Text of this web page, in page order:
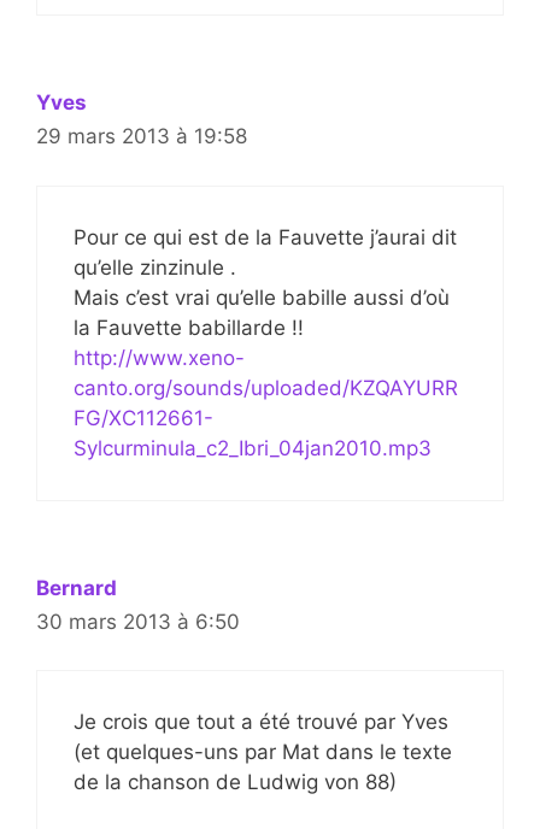
Yves
29 mars 2013 à 19:58
Pour ce qui est de la Fauvette j’aurai dit
qu’elle zinzinule .
Mais c’est vrai qu’elle babille aussi d’où
la Fauvette babillarde !!
http://www.xeno-
canto.org/sounds/uploaded/KZQAYURR
FG/XC112661-
Sylcurminula_c2_Ibri_04jan2010.mp3
Bernard
30 mars 2013 à 6:50
Je crois que tout a été trouvé par Yves
(et quelques-uns par Mat dans le texte
de la chanson de Ludwig von 88)